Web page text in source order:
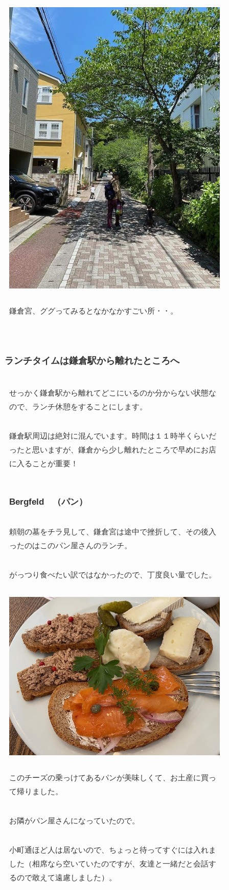
鎌倉宮、ググってみるとなかなかすごい所・・。
ランチタイムは鎌倉駅から離れたところへ
せっかく鎌倉駅から離れてどこにいるのか分からない状態な
ので、ランチ休憩をすることにします。
鎌倉駅周辺は絶対に混んでいます。時間は１１時半くらいだ
ったと思いますが、鎌倉から少し離れたところで早めにお店
に入ることが重要！
Bergfeld （パン）
頼朝の墓をチラ見して、鎌倉宮は途中で挫折して、その後入
ったのはこのパン屋さんのランチ。
がっつり食べたい訳ではなかったので、丁度良い量でした。
このチーズの乗っけてあるパンが美味しくて、お土産に買っ
て帰りました。
お隣がパン屋さんになっていたので。
小町通ほど人は居ないので、ちょっと待ってすぐには入れま
した（相席なら空いていたのですが、友達と一緒だと会話す
るので敢えて遠慮しました）。